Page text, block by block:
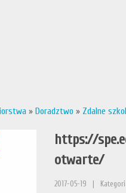
» Doradztwo » Zdalne
https://
otwarte/
2017-05-19